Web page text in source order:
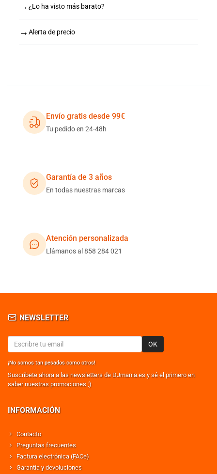
→ ¿Lo ha visto más barato?
→ Alerta de precio
Envío gratis desde 99€
Tu pedido en 24-48h
Garantía de 3 años
En todas nuestras marcas
Atención personalizada
Llámanos al 858 284 021
NEWSLETTER
OK
¡No somos tan pesados como otros!
Suscribete ahora a las newsletters de DJmania.es y sé el primero en
saber nuestras promociones ;)
INFORMACIÓN
Contacto
Preguntas frecuentes
Factura electrónica (FACe)
Garantía y devoluciones